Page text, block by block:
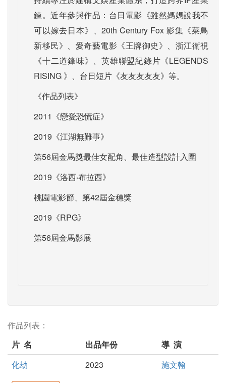
鍊。近年參與作品：台日電影《雖然媽媽說我不
可以嫁去日本》、20th Century Fox 影集《菜鳥
新移民》、愛奇藝電影《王牌御史》、浙江衛視
《十二道鋒味》、英雄聯盟紀錄片《LEGENDS
RISING 》、台日短片《友友友友友》等。
《作品列表》
2011《戀愛恐慌症》
2019《江湖無難事》
第56屆金馬獎最佳女配角、最佳造型設計入圍
2019《洛西‧布拉西》
桃園電影節、第42屆金穗獎
2019《RPG》
第56屆金馬影展
作品列表：
片 名
出品年份
導 演
化劫
2023 施文翰